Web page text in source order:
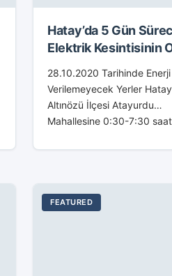
Hatay’da 5 Gün
Elektrik Kesintisinin
28.10.2020 Tarihinde Enerji
Verilemeyecek Yerler
Altınözü İlçesi Atayurdu
Mahallesine 0:30-7:30
enerji verilemeyecektir.
çalışması nedeniyle enerji...
FEATURED